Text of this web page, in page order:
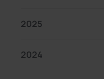
2025
2024